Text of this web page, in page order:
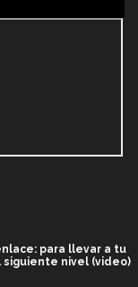
para llevar a tu
siguiente nivel (video)